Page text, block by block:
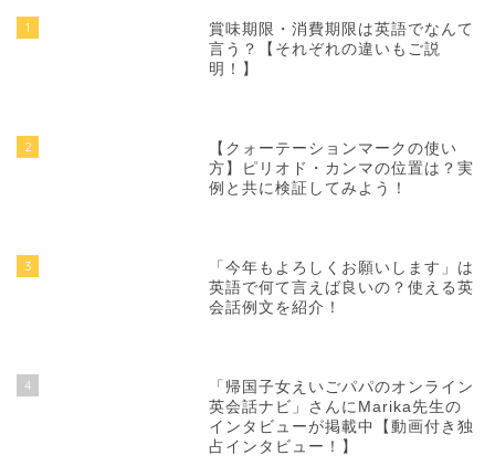
1
賞味期限・消費期限は英語でなんて
言う？【それぞれの違いもご説
明！】
2
【クォーテーションマークの使い
方】ピリオド・カンマの位置は？実
例と共に検証してみよう！
3
「今年もよろしくお願いします」は
英語で何て言えば良いの？使える英
会話例文を紹介！
4
「帰国子女えいごパパのオンライン
英会話ナビ」さんにMarika先生の
インタビューが掲載中【動画付き独
占インタビュー！】